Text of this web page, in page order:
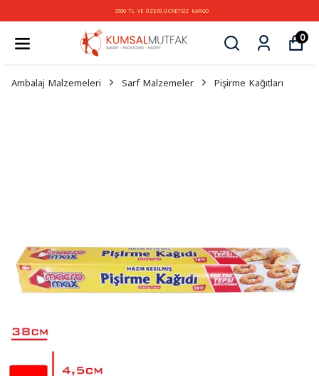
3500 TL VE ÜZERİ ÜCRETSİZ KARGO
0
Ambalaj Malzemeleri Sarf Malzemeler Pişirme Kağıtları